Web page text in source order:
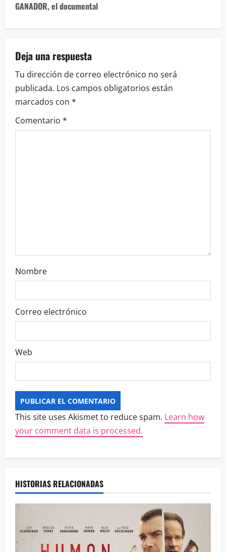
GANADOR, el documental
Deja una respuesta
Tu dirección de correo electrónico no será
publicada. Los campos obligatorios están
marcados con *
Comentario *
Nombre
Correo electrónico
Web
This site uses Akismet to reduce spam. Learn how
your comment data is processed.
HISTORIAS RELACIONADAS